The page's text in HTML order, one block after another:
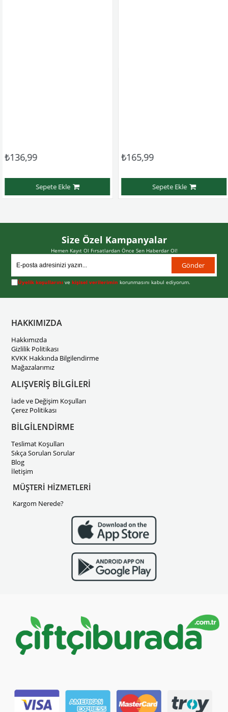
Sepete Ekle
₺165,99
Sepete Ekle
Size Özel Kampanyalar
Hemen Kayıt Ol Fırsatlardan Önce Sen Haberdar Ol!
Gönder
Üyelik koşullarını vekişisel verilerimin korunmasını kabul ediyorum.
HAKKIMIZDA
Hakkımızda
Gizlilik Politikası
KVKK Hakkında Bilgilendirme
Mağazalarımız
ALIŞVERİŞ BİLGİLERİ
İade ve Değişim Koşulları
Çerez Politikası
BİLGİLENDİRME
Teslimat Koşulları
Sıkça Sorulan Sorular
Blog
İletişim
MÜŞTERİ HİZMETLERİ
Kargom Nerede?